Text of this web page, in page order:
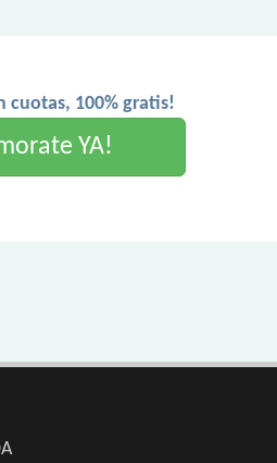
cuotas, 100% gratis!
YA!